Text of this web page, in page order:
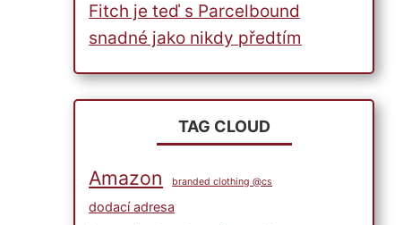
Fitch je teď s Parcelbound
snadné jako nikdy předtím
TAG CLOUD
Amazon branded clothing @cs
dodací adresa